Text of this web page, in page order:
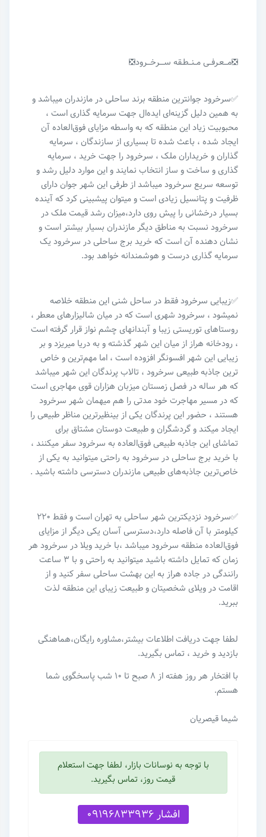
❎مـــعـرفــی مــنــطـقه ســــرخـــرود❎
✅سرخرود جوانترین منطقه برند ساحلی در مازندران میباشد و
به همین دلیل گزینه‌ای ایده‌ال جهت سرمایه گذاری است ،
محبوبیت زیاد این منطقه که به واسطه مزایای فوق‌العاده آن
ایجاد شده ، باعث شده تا بسیاری از سازندگان ، سرمایه
گذاران و خریداران ملک ، سرخرود را جهت خرید ، سرمایه
گذاری و ساخت و ساز انتخاب نمایند و این موارد دلیل رشد و
توسعه سریع سرخرود میباشد از طرفی این شهر جوان دارای
ظرفیت و پتانسیل زیادی است و‌ میتوان پیشبینی کرد که آینده
بسیار درخشانی را پیش روی دارد،میزان رشد قیمت ملک در
سرخرود نسبت به مناطق دیگر مازندران بسیار بیشتر است و
نشان دهنده آن است که خرید برج ساحلی در سرخرود یک
سرمایه گذاری درست و هوشمندانه خواهد بود.
✅زیبایی سرخرود فقط در ساحل شنی این منطقه خلاصه
نمیشود ، سرخرود شهری است که در میان شالیزارهای معطر ،
روستاهای توریستی زیبا و آبندانهای چشم نواز قرار گرفته است
، رودخانه هراز از میان این شهر گذشته و به دریا میریزد و بر
زیبایی این شهر افسونگر افزوده است ، اما مهم‌ترین و خاص
ترین جاذبه طبیعی سرخرود ، تالاب پرندگان این شهر میباشد
که هر ساله در فصل زمستان میزبان هزاران قوی مهاجری است
که در مسیر مهاجرت خود مدتی را هم میهمان شهر سرخرود
هستند ، حضور این پرندگان یکی از بینظیرترین مناظر طبیعی را
ایجاد میکند و گردشگران و طبیعت دوستان مشتاق برای
تماشای این جاذبه طبیعی فوق‌العاده به سرخرود سفر میکنند ،
با خرید برج ساحلی در سرخرود به راحتی میتوانید به یکی از
خاص‌ترین جاذبه‌های طبیعی مازندران دسترسی داشته باشید .
✅سرخرود نزدیکترین شهر ساحلی به تهران است و فقط ۲۲۰
کیلومتر با آن فاصله دارد،دسترسی آسان یکی دیگر از مزایای
فوق‌العاده منطقه سرخرود میباشد ،با خرید ویلا در سرخرود هر
زمان که تمایل داشته باشید میتوانید به راحتی و با ۳ ساعت
رانندگی در جاده هراز به این بهشت ساحلی سفر کنید و از
اقامت در ویلای شخصیتان و طبیعت زیبای این منطقه لذت
ببرید.
لطفا جهت دریافت اطلاعات بیشتر،مشاوره رایگان،هماهنگی
بازدید و خرید ، تماس بگیرید.
با افتخار هر روز هفته از ۸ صبح تا ۱۰ شب پاسخگوی شما
هستم‌.
شیما قیصریان
با توجه به نوسانات بازار، لطفا جهت استعلام
قیمت روز، تماس بگیرید.
افشار 09196833936